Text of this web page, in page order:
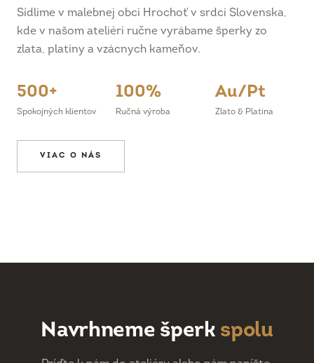
Sídlime v malebnej obci Hrochoť v srdci Slovenska,
kde v našom ateliéri ručne vyrábame šperky zo
zlata, platiny a vzácnych kameňov.
500+
Spokojných klientov
100%
Ručná výroba
Au/Pt
Zlato & Platina
VIAC O NÁS
Navrhneme šperk spolu